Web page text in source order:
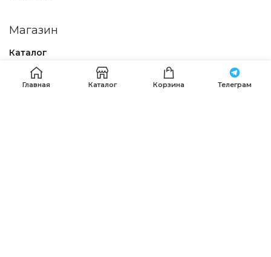
Магазин
Каталог
Политика конфиденциальности
Главная Каталог Корзина Телеграм